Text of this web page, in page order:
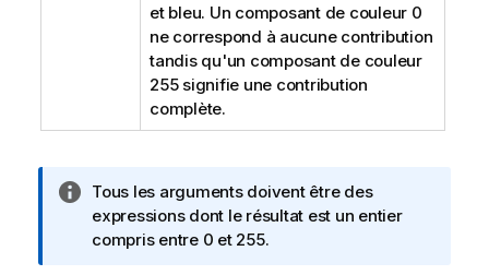
et bleu. Un composant de couleur 0
ne correspond à aucune contribution
tandis qu'un composant de couleur
255 signifie une contribution
complète.
N
o
t
Tous les arguments doivent être des
expressions dont le résultat est un entier
compris entre 0 et 255.